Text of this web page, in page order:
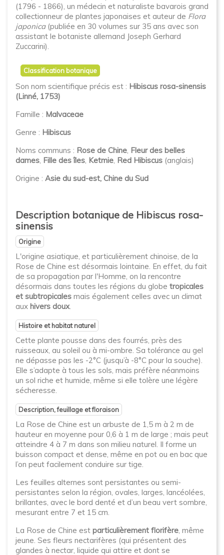
(1796 - 1866), un médecin et naturaliste bavarois grand
collectionneur de plantes japonaises et auteur de Flora
japonica(publiée en 30 volumes sur 35 ans avec son
assistant le botaniste allemand Joseph Gerhard
Zuccarini).
Classification botanique
Son nom scientifique précis est : Hibiscus rosa-sinensis
(Linné, 1753)
Famille : Malvaceae
Genre : Hibiscus
Noms communs : Rose de Chine, Fleur des belles
dames, Fille des îles, Ketmie, Red Hibiscus (anglais)
Origine : Asie du sud-est, Chine du Sud
Description botanique de Hibiscus rosa-
sinensis
Origine
L'origine asiatique, et particulièrement chinoise, de la
Rose de Chine est désormais lointaine. En effet, du fait
de sa propagation par l'Homme, on la rencontre
désormais dans toutes les régions du globe tropicales
et subtropicales mais également celles avec un climat
aux hivers doux.
Histoire et habitat naturel
Cette plante pousse dans des fourrés, près des
ruisseaux, au soleil ou à mi-ombre. Sa tolérance au gel
ne dépasse pas les -2°C (jusqu’à -8°C pour la souche).
Elle s’adapte à tous les sols, mais préfère néanmoins
un sol riche et humide, même si elle tolère une légère
sécheresse.
Description, feuillage et floraison
La Rose de Chine est un arbuste de 1,5 m à 2 m de
hauteur en moyenne pour 0,6 à 1 m de large ; mais peut
atteindre 4 à 7 m dans son milieu naturel. Il forme un
buisson compact et dense, même en pot ou en bac que
l’on peut facilement conduire sur tige.
Les feuilles alternes sont persistantes ou semi-
persistantes selon la région, ovales, larges, lancéolées,
brillantes, avec le bord denté et d’un beau vert sombre,
mesurant entre 7 et 15 cm.
La Rose de Chine est particulièrement florifère, même
jeune. Ses fleurs nectarifères (qui présentent des
glandes à nectar, liquide qui attire et dont se